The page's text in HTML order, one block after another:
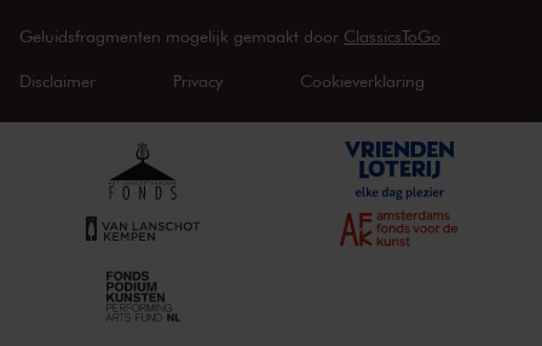
Geluidsfragmenten mogelijk gemaakt door ClassicsToGo
Disclaimer Privacy Cookieverklaring